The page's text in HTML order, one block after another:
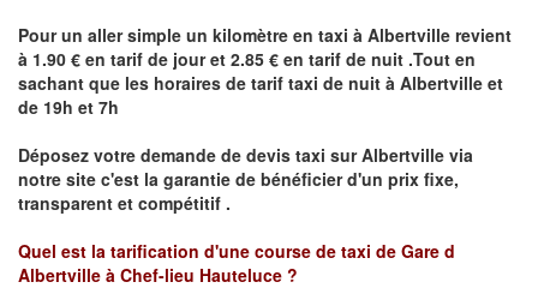
Pour un aller simple un kilomètre en taxi à Albertville revient
à 1.90 € en tarif de jour et 2.85 € en tarif de nuit .Tout en
sachant que les horaires de tarif taxi de nuit à Albertville et
de 19h et 7h
Déposez votre demande de devis taxi surAlbertville via
notre site c'est la garantie de bénéficier d'un prix fixe,
transparent et compétitif .
Quel est la tarification d'une course de taxi de Gare d
Albertville à Chef-lieu Hauteluce ?